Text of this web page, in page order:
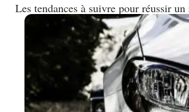
Les tendances à suivre pour réussir